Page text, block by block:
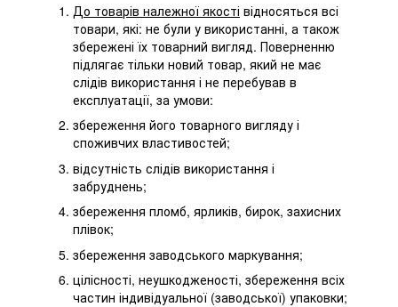
До товарів належної якості відносяться всі
товари, які: не були у використанні, а також
збережені їх товарний вигляд. Поверненню
підлягає тільки новий товар, який не має
слідів використання і не перебував в
експлуатації, за умови:
збереження його товарного вигляду і
споживчих властивостей;
відсутність слідів використання і
забруднень;
збереження пломб, ярликів, бирок, захисних
плівок;
збереження заводського маркування;
цілісності, неушкодженості, збереження всіх
частин індивідуальної (заводської) упаковки;